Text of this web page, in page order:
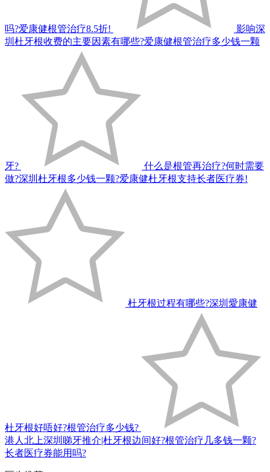
吗?爱康健根管治疗8.5折!
影响深
圳杜牙根收费的主要因素有哪些?爱康健根管治疗多少钱一颗
牙?
什么是根管再治疗?何时需要
做?深圳杜牙根多少钱一颗?爱康健杜牙根支持长者医疗券!
杜牙根过程有哪些?深圳愛康健
杜牙根好唔好?根管治疗多少钱?
港人北上深圳睇牙推介|杜牙根边间好?根管治疗几多钱一颗?
长者医疗券能用吗?